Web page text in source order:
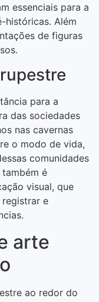
essenciais para a
históricas. Além
de figuras
para a
das sociedades
nas cavernas
o modo de vida,
comunidades
é
visual, que
e
arte
ao redor do